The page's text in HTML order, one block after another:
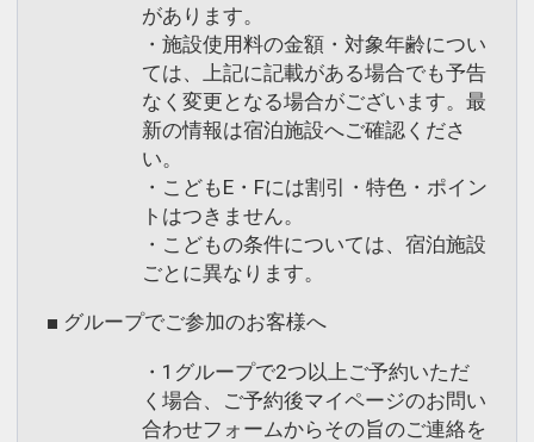
があります。
・施設使用料の金額・対象年齢につい
ては、上記に記載がある場合でも予告
なく変更となる場合がございます。最
新の情報は宿泊施設へご確認くださ
い。
・こどもE・Fには割引・特色・ポイン
トはつきません。
・こどもの条件については、宿泊施設
ごとに異なります。
■ グループでご参加のお客様へ
・1グループで2つ以上ご予約いただ
く場合、ご予約後マイページのお問い
合わせフォームからその旨のご連絡を